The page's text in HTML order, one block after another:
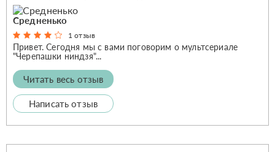
Средненько
1 отзыв
Привет. Сегодня мы с вами поговорим о мультсериале
"Черепашки ниндзя"...
Читать весь отзыв
Написать отзыв